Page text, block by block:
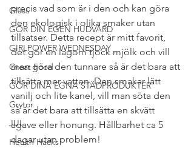
Glass
GÖR DIN EGEN HUDVÅRD
GIRLPOWER WEDNESDAY
Great Food
GÖR DINA EGNA STÄDPRODUKTER
Grytor
JUL
Health Hacks
precis vad som är i den och kan göra
den ekologisk i olika smaker utan
tillsatser. Detta recept är mitt favorit,
det gör en lagom tjock mjölk och vill
man göra den tunnare så är det bara att
tillsätta mer vatten. Den smakar lätt
vanilj och lite kanel, vill man söta den
så är det bara att tillsätta en skvätt
agave eller honung. Hållbarhet ca 5
dagar utan problem!